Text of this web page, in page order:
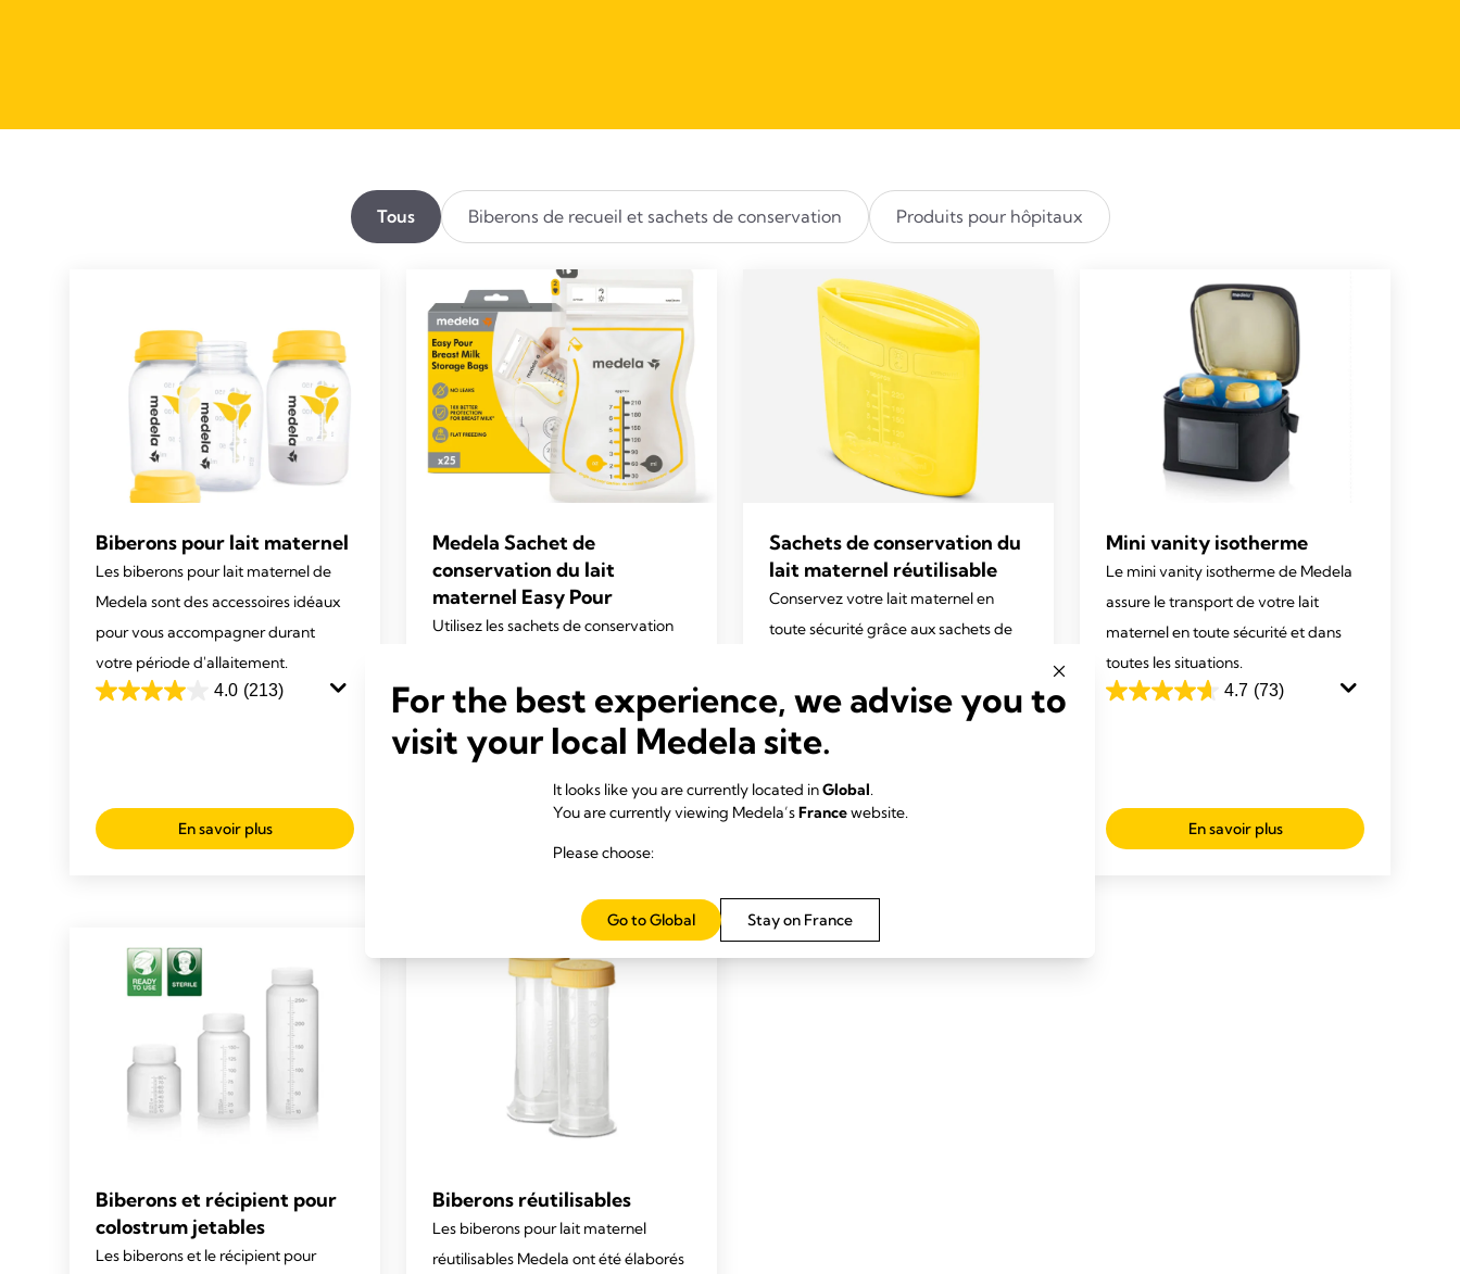
Tous Biberons de recueil et sachets de conservation​ Produits pour hôpitaux
Biberons pour lait maternel
Les biberons pour lait maternel de
Medela sont des accessoires idéaux
pour vous accompagner durant
votre période d'allaitement.
4.0 (213)
4.0
213
avis
En savoir plus
Medela Sachet de
conservation du lait
maternel Easy Pour
Utilisez les sachets de conservation
conserver votre lait maternel
fraîchement exprimé au congélateur
ou au réfrigérateur.
Sachets de conservation du
lait maternel réutilisable
Conservez votre lait maternel en
toute sécurité grâce aux sachets de
4.7
sur
5
étoiles.
195
Mini vanity isotherme
Le mini vanity isotherme de Medela
assure le transport de votre lait
maternel en toute sécurité et dans
toutes les situations.
4.7 (73)
4.7
73
avis
En savoir plus
Biberons et récipient pour
colostrum jetables
Les biberons et le récipient pour
Biberons réutilisables
Les biberons pour lait maternel
réutilisables Medela ont été élaborés
For the best experience, we advise you to
visit your local Medela site.
It looks like you are currently located inGlobal.
You are currently viewing Medela’sFrancewebsite.
Please choose:
Stay on France
Go to Global